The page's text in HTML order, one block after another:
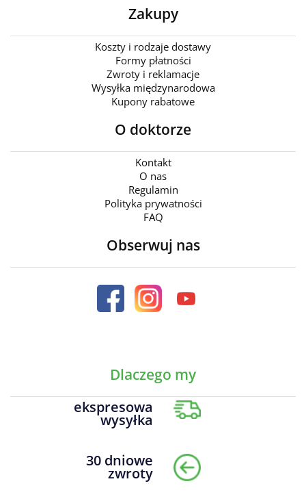
Zakupy
Koszty i rodzaje dostawy
Formy płatności
Zwroty i reklamacje
Wysyłka międzynarodowa
Kupony rabatowe
O doktorze
Kontakt
O nas
Regulamin
Polityka prywatności
FAQ
Obserwuj nas
Dlaczego my
ekspresowa
wysyłka
30 dniowe
zwroty